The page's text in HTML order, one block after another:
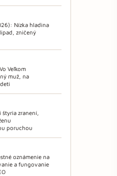
Nízka hladina
zničený
Veľkom
muž, na
zranení,
poruchou
oznámenie na
a fungovanie